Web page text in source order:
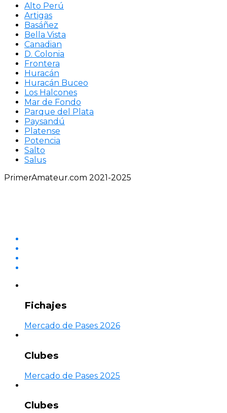
Alto Perú
Artigas
Basáñez
Bella Vista
Canadian
D. Colonia
Frontera
Huracán
Huracán Buceo
Los Halcones
Mar de Fondo
Parque del Plata
Paysandú
Platense
Potencia
Salto
Salus
PrimerAmateur.com 2021-2025
Fichajes
Mercado de Pases 2026
Clubes
Mercado de Pases 2025
Clubes